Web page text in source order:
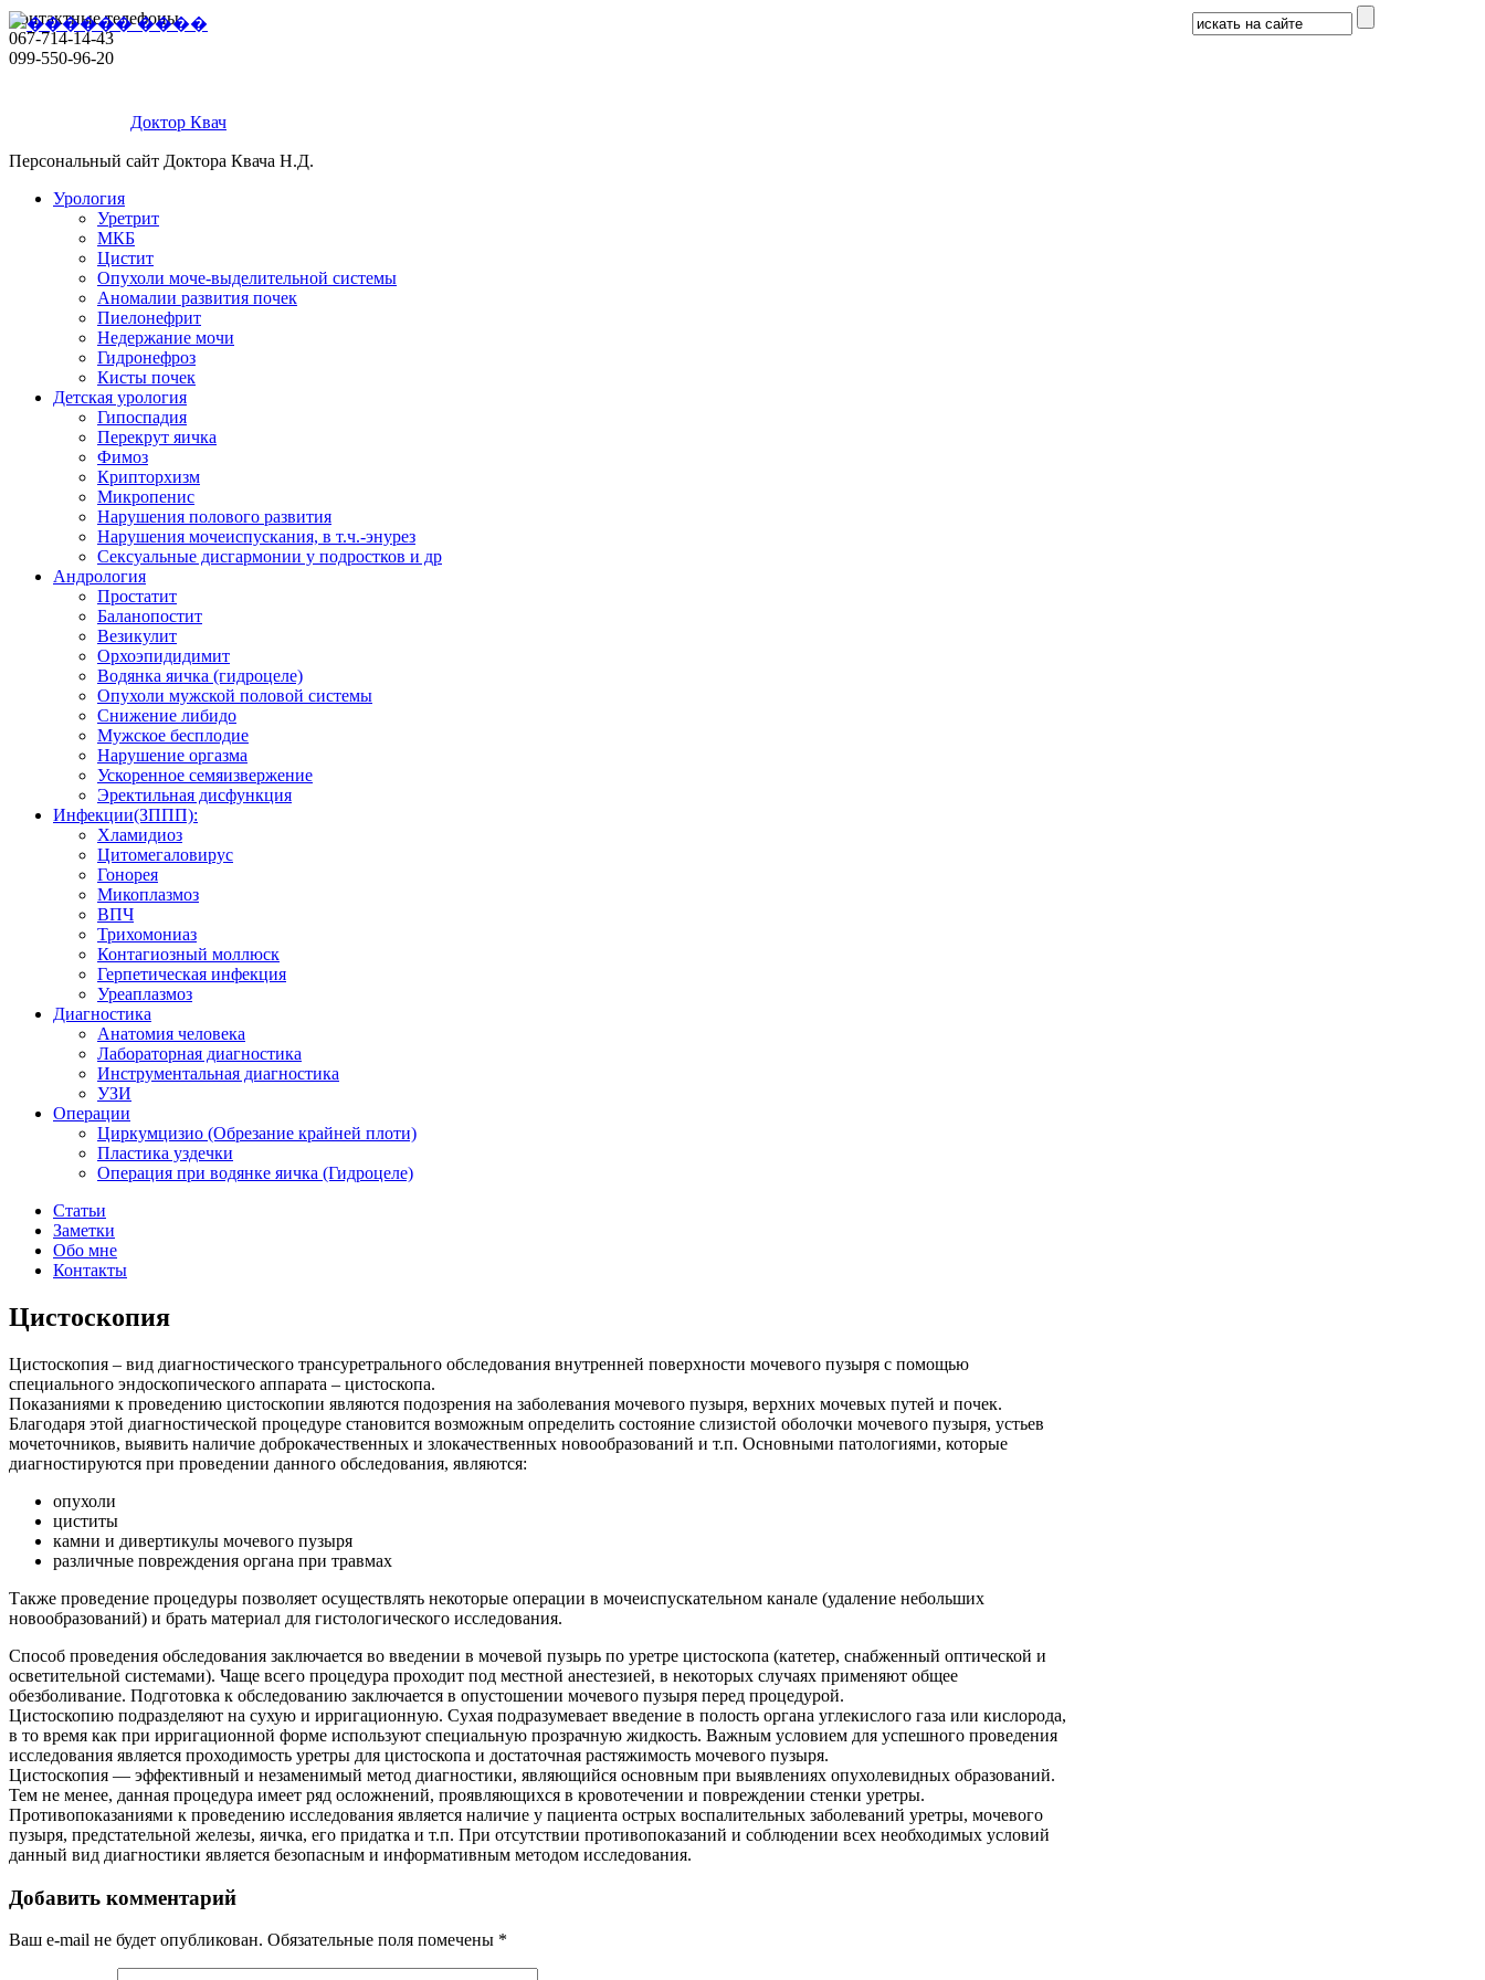
Контактные телефоны
067-714-14-43
099-550-96-20
Доктор Квач
Персональный сайт Доктора Квача Н.Д.
Урология
Уретрит
МКБ
Цистит
Опухоли моче-выделительной системы
Аномалии развития почек
Пиелонефрит
Недержание мочи
Гидронефроз
Кисты почек
Детская урология
Гипоспадия
Перекрут яичка
Фимоз
Крипторхизм
Микропенис
Нарушения полового развития
Нарушения мочеиспускания, в т.ч.-энурез
Сексуальные дисгармонии у подростков и др
Андрология
Простатит
Баланопостит
Везикулит
Орхоэпидидимит
Водянка яичка (гидроцеле)
Опухоли мужской половой системы
Снижение либидо
Мужское бесплодие
Нарушение оргазма
Ускоренное семяизвержение
Эректильная дисфункция
Инфекции(ЗППП):
Хламидиоз
Цитомегаловирус
Гонорея
Микоплазмоз
ВПЧ
Трихомониаз
Контагиозный моллюск
Герпетическая инфекция
Уреаплазмоз
Диагностика
Анатомия человека
Лабораторная диагностика
Инструментальная диагностика
УЗИ
Операции
Циркумцизио (Обрезание крайней плоти)
Пластика уздечки
Операция при водянке яичка (Гидроцеле)
Статьи
Заметки
Обо мне
Контакты
Цистоскопия
Цистоскопия – вид диагностического трансуретрального обследования внутренней поверхности мочевого пузыря с помощью
специального эндоскопического аппарата – цистоскопа.
Показаниями к проведению цистоскопии являются подозрения на заболевания мочевого пузыря, верхних мочевых путей и почек.
Благодаря этой диагностической процедуре становится возможным определить состояние слизистой оболочки мочевого пузыря, устьев
мочеточников, выявить наличие доброкачественных и злокачественных новообразований и т.п. Основными патологиями, которые
диагностируются при проведении данного обследования, являются:
опухоли
циститы
камни и дивертикулы мочевого пузыря
различные повреждения органа при травмах
Также проведение процедуры позволяет осуществлять некоторые операции в мочеиспускательном канале (удаление небольших
новообразований) и брать материал для гистологического исследования.
Способ проведения обследования заключается во введении в мочевой пузырь по уретре цистоскопа (катетер, снабженный оптической и
осветительной системами). Чаще всего процедура проходит под местной анестезией, в некоторых случаях применяют общее
обезболивание. Подготовка к обследованию заключается в опустошении мочевого пузыря перед процедурой.
Цистоскопию подразделяют на сухую и ирригационную. Сухая подразумевает введение в полость органа углекислого газа или кислорода,
в то время как при ирригационной форме используют специальную прозрачную жидкость. Важным условием для успешного проведения
исследования является проходимость уретры для цистоскопа и достаточная растяжимость мочевого пузыря.
Цистоскопия — эффективный и незаменимый метод диагностики, являющийся основным при выявлениях опухолевидных образований.
Тем не менее, данная процедура имеет ряд осложнений, проявляющихся в кровотечении и повреждении стенки уретры.
Противопоказаниями к проведению исследования является наличие у пациента острых воспалительных заболеваний уретры, мочевого
пузыря, предстательной железы, яичка, его придатка и т.п. При отсутствии противопоказаний и соблюдении всех необходимых условий
данный вид диагностики является безопасным и информативным методом исследования.
Добавить комментарий
Ваш e-mail не будет опубликован. Обязательные поля помечены *